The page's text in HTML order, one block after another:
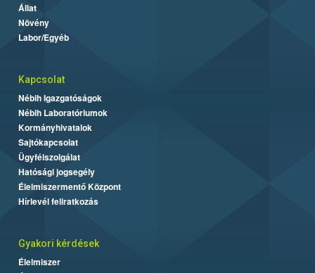
Állat
Növény
Labor/Egyéb
Kapcsolat
Nébih Igazgatóságok
Nébih Laboratóriumok
Kormányhivatalok
Sajtókapcsolat
Ügyfélszolgálat
Hatósági jogsegély
Élelmiszermentő Központ
Hírlevél feliratkozás
Gyakori kérdések
Élelmiszer